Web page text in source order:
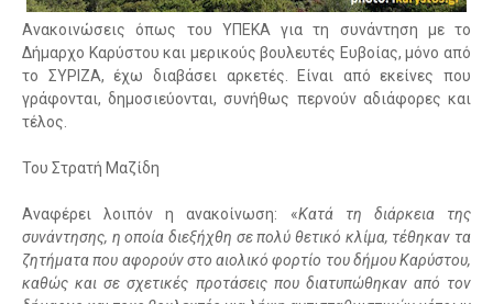
Ανακοινώσεις όπως του ΥΠΕΚΑ για τη συνάντηση με το
Δήμαρχο Καρύστου και μερικούς βουλευτές Ευβοίας, μόνο από
το ΣΥΡΙΖΑ, έχω διαβάσει αρκετές. Είναι από εκείνες που
γράφονται, δημοσιεύονται, συνήθως περνούν αδιάφορες και
τέλος.
Του Στρατή Μαζίδη
Αναφέρει λοιπόν η ανακοίνωση: «Κατά τη διάρκεια της
συνάντησης, η οποία διεξήχθη σε πολύ θετικό κλίμα, τέθηκαν τα
ζητήματα που αφορούν στο αιολικό φορτίο του δήμου Καρύστου,
καθώς και σε σχετικές προτάσεις που διατυπώθηκαν από τον